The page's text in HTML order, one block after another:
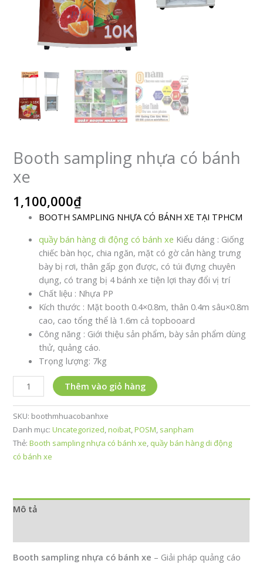
Booth sampling nhựa có bánh
xe
1,100,000₫
BOOTH SAMPLING NHỰA CÓ BÁNH XE TẠI TPHCM
quầy bán hàng di động có bánh xe Kiểu dáng : Giống
chiếc bàn học, chia ngăn, mặt có gờ cản hàng trưng
bày bị rơi, thân gấp gọn được, có túi đựng chuyên
dụng, có trang bị 4 bánh xe tiện lợi thay đổi vị trí
Chất liệu : Nhựa PP
Kích thước : Mặt booth 0.4×0.8m, thân 0.4m sâu×0.8m
cao, cao tổng thể là 1.6m cả topbooard
Công năng : Giới thiệu sản phẩm, bày sản phẩm dùng
thử, quảng cáo.
Trọng lượng: 7kg
Booth
sampling
nhựa
có
bánh
xe
số
Thêm vào giỏ hàng
SKU: boothmhuacobanhxe
Danh mục:Uncategorized,noibat,POSM, sanpham
Thẻ:Booth sampling nhựa có bánh xe, quầy bán hàng di động
có bánh xe
Mô tả
Booth sampling nhựa có bánh xe – Giải pháp quảng cáo